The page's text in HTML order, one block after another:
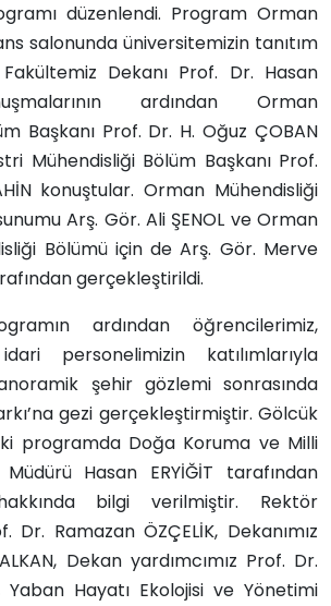
düzenlendi. Program Orman
salonunda üniversitemizin tanıtım
Dekanı Prof. Dr. Hasan
ardından Orman
Başkanı Prof. Dr. H. Oğuz ÇOBAN
Mühendisliği Bölüm Başkanı Prof.
konuştular.Orman Mühendisliği
Arş. Gör. Ali ŞENOL ve Orman
Bölümü için de Arş. Gör. Merve
gerçekleştirildi.
ardından öğrencilerimiz,
personelimizin katılımlarıyla
şehir gözlemi sonrasında
gezi gerçekleştirmiştir. Gölcük
programda Doğa Koruma ve Milli
Hasan ERYİĞİT tarafından
bilgi verilmiştir. Rektör
Dr. Ramazan ÖZÇELİK, Dekanımız
Dekan yardımcımız Prof. Dr.
Yaban Hayatı Ekolojisi ve Yönetimi